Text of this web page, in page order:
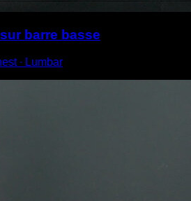
barre basse
∙ Lumbar